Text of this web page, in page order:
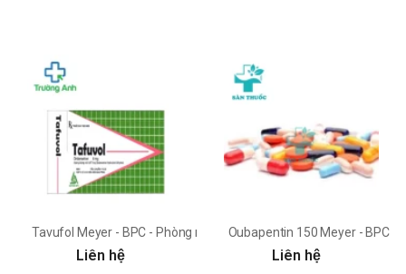
Tavufol Meyer - BPC - Phòng ngừa nôn và buồn nôn do hóa trị
Liên hệ
Oubapentin 150 Meyer - BPC -
Liên hệ